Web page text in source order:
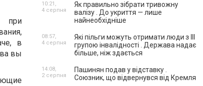
при
в
вы
Як правильно зібрати тривожну
валізу . До укриття — лише
найнеобхідніше
10:21,
4 серпня
Які пільги можуть отримати люди з III
групою інвалідності . Держава надає
більше, ніж здається
08:57,
4 серпня
Пашинян подав у відставку .
Союзник, що відвернувся від Кремля
14:08,
2 серпня